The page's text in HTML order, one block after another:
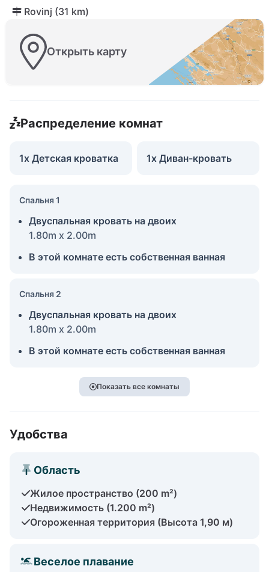
Rovinj (31 km)
Открыть карту
Распределение комнат
1x Детская кроватка 1x Диван-кровать
Спальня 1
Двуспальная кровать на двоих
1.80m x 2.00m
В этой комнате есть собственная ванная
Спальня 2
Двуспальная кровать на двоих
1.80m x 2.00m
В этой комнате есть собственная ванная
Показать все комнаты
Удобства
Область
Жилое пространство (200 m²)
Недвижимость (1.200 m²)
Огороженная территория (Высота 1,90 м)
Веселое плавание